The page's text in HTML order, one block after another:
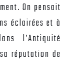
On pensait
éclairées et à
l’Antiquité
réputation de